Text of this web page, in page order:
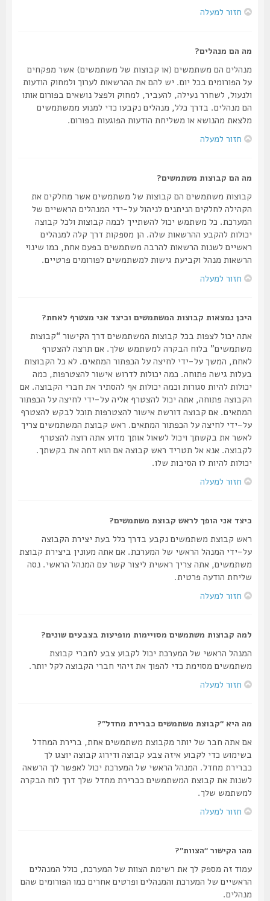
חזור למעלה
מה הם מנהלים?
מנהלים הם משתמשים (או קבוצות של משתמשים) אשר מפקחים
על הפורומים בכל יום. יש להם את ההרשאות לערוך ולמחוק הודעות
ולנעול, לשחרר נעילה, להעביר, למחוק ולפצל נושאים בפורום אותו
הם מנהלים. בדרך כלל, מנהלים נקבעו כדי למנוע ממשתמשים
מלצאת מהנושא או משליחת הודעות הפוגעות בפורום.
חזור למעלה
מה הם קבוצות משתמשים?
קבוצות משתמשים הם קבוצות של משתמשים אשר מחלקים את
הקהילה לחלקים הניתנים לניהול על-ידי המנהלים הראשיים של
המערכת. כל משתמש יכול להשתייך לכמה קבוצות ולכל קבוצה
יכולות להקבע ההרשאות שלה. הן מספקות דרך קלה למנהלים
ראשיים לשנות הרשאות להרבה משתמשים בפעם אחת, כמו שינוי
הרשאות מנהל וקביעת גישות למשתמשים לפורומים פרטיים.
חזור למעלה
היכן נמצאות קבוצות המשתמשים וכיצד אני מצטרף לאחת?
אתה יכול לצפות בכל קבוצות המשתמשים דרך הקישור “קבוצות
משתמשים” בלוח הבקרה למשתמש שלך. אם תרצה להצטרף
לאחת, המשך על-ידי לחיצה על הכפתור המתאים. לא כל הקבוצות
בעלות גישה פתוחה. כמה יכולות לדרוש אישור להצטרפות, כמה
יכולות להיות סגורות וכמה יכולות אף להסתיר את חברי הקבוצה. אם
הקבוצה פתוחה, אתה יכול להצטרף אליה על-ידי לחיצה על הכפתור
המתאים. אם קבוצה דורשת אישור להצטרפות תוכל לבקש להצטרף
על-ידי לחיצה על הכפתור המתאים. ראש קבוצת המשתמשים צריך
לאשר את בקשתך ויכול לשאול אותך מדוע אתה רוצה להצטרף
לקבוצה. אנא אל תטריד ראש קבוצה אם הוא דחה את בקשתך.
יכולות להיות לו הסיבות שלו.
חזור למעלה
כיצד אני הופך לראש קבוצת משתמשים?
ראש קבוצת משתמשים נקבע בדרך כלל בעת יצירת הקבוצה
על-ידי המנהל הראשי של המערכת. אם אתה מעונין ביצירת קבוצת
משתמשים, אתה צריך ראשית ליצור קשר עם המנהל הראשי. נסה
שליחת הודעה פרטית.
חזור למעלה
למה קבוצות משתמשים מסויימות מופיעות בצבעים שונים?
המנהל הראשי של המערכת יכול לקבוע צבע לחברי קבוצת
משתמשים מסוימת כדי להפוך את זיהוי חברי הקבוצה לקל יותר.
חזור למעלה
מה היא “קבוצת משתמשים כברירת מחדל”?
אם אתה חבר של יותר מקבוצת משתמשים אחת, ברירת המחדל
בשימוש כדי לקבוע איזה צבע קבוצה ודירוג קבוצה יוצגו לך
כברירת מחדל. המנהל הראשי של המערכת יכול לאפשר לך הרשאה
לשנות את קבוצת המשתמשים כברירת מחדל שלך דרך לוח הבקרה
למשתמש שלך.
חזור למעלה
מהו הקישור “הצוות”?
עמוד זה מספק לך את רשימת הצוות של המערכת, כולל המנהלים
הראשיים של המערכת והמנהלים ופרטים אחרים כמו הפורומים שהם
מנהלים.